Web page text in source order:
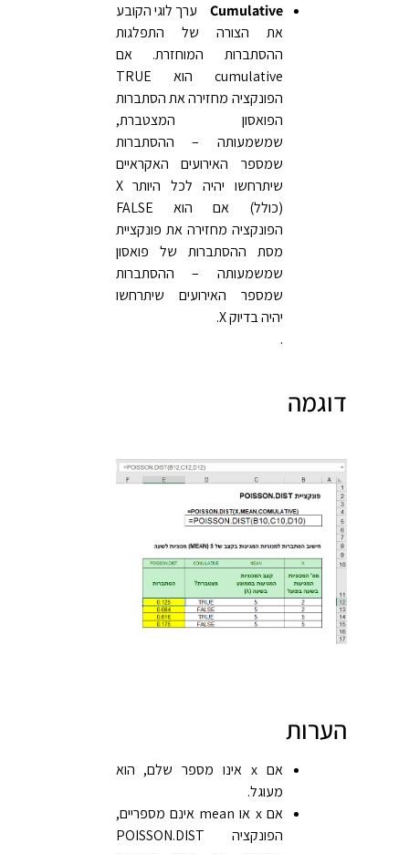
Cumulative ערך לוגי הקובע
את הצורה של התפלגות
ההסתברות המוחזרת. אם
cumulative הוא TRUE
הפונקציה מחזירה את הסתברות
הפואסון המצטברת,
שמשמעותה – ההסתברות
שמספר האירועים האקראיים
שיתרחשו יהיה לכל היותר X
(כולל) אם הוא FALSE
הפונקציה מחזירה את פונקציית
מסת ההסתברות של פואסון
שמשמעותה – ההסתברות
שמספר האירועים שיתרחשו
יהיה בדיוק X.
.
דוגמה
הערות
אם x אינו מספר שלם, הוא
מעוגל.
אם x או mean אינם מספריים,
הפונקציה POISSON.DIST